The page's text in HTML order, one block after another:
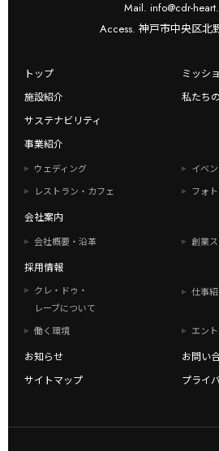
Mail. info@cdr-
Access. 神戸市中央区北
トップ
ミッシ
施設紹介
私たち
サステナビリティ
事業紹介
ウェディング
イベ
レストラン・カフェ
フォト
会社案内
会社概要・沿革 創業
採用情報
クレ・ドゥ・
レーブについて
仕事
働く環境 エン
お知らせ
お問い
サイトマップ
プライ